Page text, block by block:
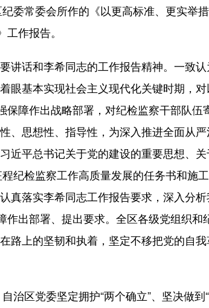
委常委会所作的《以更高标准、更实举
作报告。
话和李希同志的工作报告精神。一致
眼基本实现社会主义现代化关键时期，
保障作出战略部署，对纪检监察干部队伍
、思想性、指导性，为深入推进全面从
近平总书记关于党的建设的重要思想、
纪检监察工作高质量发展的任务书和施
真落实李希同志工作报告要求，深入分
作出部署、提出要求。全区各级党组织和
路上的坚韧和执着，坚定不移把党的自
区党委坚定拥护“两个确立”、坚决做到“